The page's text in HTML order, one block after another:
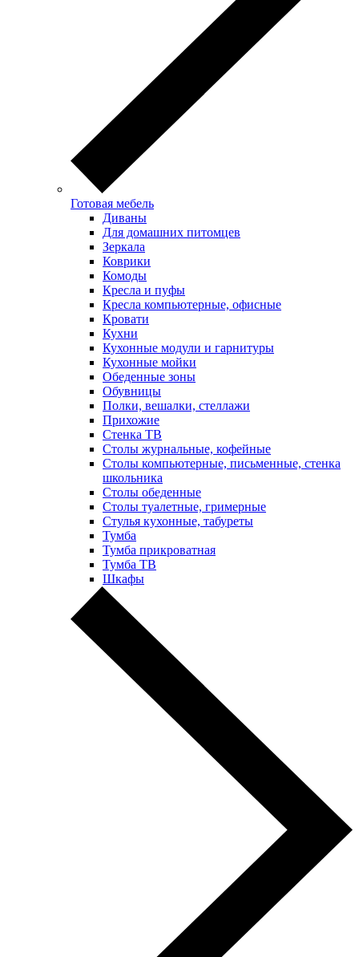
Готовая мебель
Диваны
Для домашних питомцев
Зеркала
Коврики
Комоды
Кресла и пуфы
Кресла компьютерные, офисные
Кровати
Кухни
Кухонные модули и гарнитуры
Кухонные мойки
Обеденные зоны
Обувницы
Полки, вешалки, стеллажи
Прихожие
Стенка ТВ
Столы журнальные, кофейные
Столы компьютерные, письменные, стенка
школьника
Столы обеденные
Столы туалетные, гримерные
Стулья кухонные, табуреты
Тумба
Тумба прикроватная
Тумба ТВ
Шкафы